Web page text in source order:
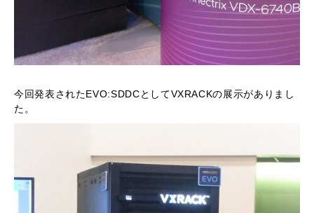
今回発表されたEVO:SDDCとしてVXRACKの展示がありまし
た。